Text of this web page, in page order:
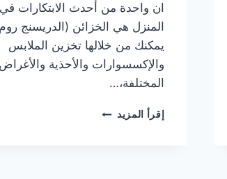
ان واحدة من أحدث الابتكارات
المنزل هي الخزائن (الدريسنج
يمكنك من خلالها تخزين الملابس
والإكسسوارات والأحذية
المختلفة،…
إقرأ المزيد احدث